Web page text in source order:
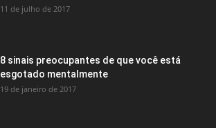
11 de julho de 2017
8 sinais preocupantes de que você está
esgotado mentalmente
19 de janeiro de 2017